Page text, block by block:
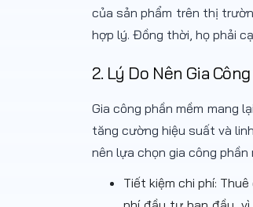
của sản phẩm trên thị
hợp lý. Đồng thời, họ phải
2. Lý Do Nên Gia
Gia công phần mềm mang
tăng cường hiệu suất và
nên lựa chọn gia công phần
Tiết kiệm chi phí: